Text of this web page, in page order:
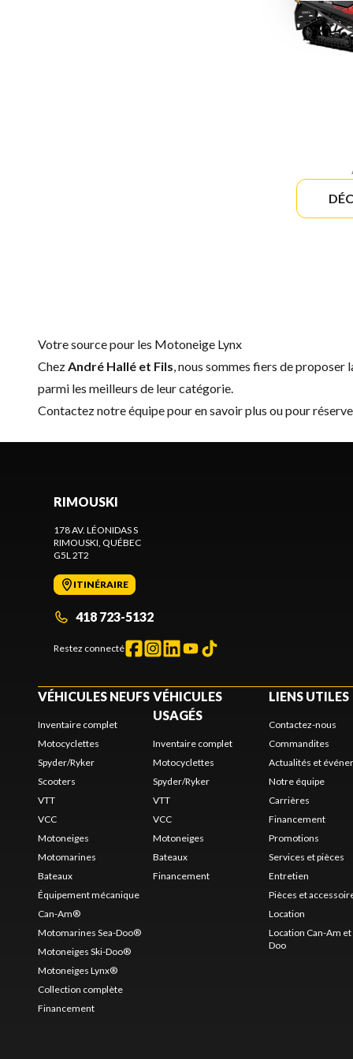
Votre source pour les Motoneige Lynx
Chez André Hallé et Fils , nous sommes fiers de
parmi les meilleurs de leur catégorie.
Contactez notre équipepour en savoir plus ou pour
RIMOUSKI
178 AV. LÉONIDAS S
RIMOUSKI , QUÉBEC
G5L 2T2
ITINÉRAIRE
418 723-5132
Restez connecté
VÉHICULES NEUFS
Inventaire complet
Motocyclettes
Spyder/Ryker
Scooters
VTT
VCC
Motoneiges
Motomarines
Bateaux
Équipement mécanique
Can-Am®
Motomarines Sea-Doo®
Motoneiges Ski-Doo®
Motoneiges Lynx®
Collection complète
Financement
VÉHICULES
USAGÉS
Inventaire complet
Motocyclettes
Spyder/Ryker
VTT
VCC
Motoneiges
Bateaux
Financement
LIENS UTILES
Contactez-nous
Commandites
Actualités et
Notre équipe
Carrières
Financement
Promotions
Services et pièces
Entretien
Pièces et
Location
Location Can-Am et
Doo